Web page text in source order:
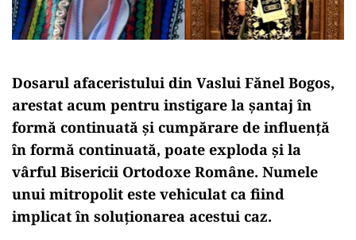
Dosarul afaceristului din Vaslui Fănel Bogos,
arestat acum pentru instigare la șantaj în
formă continuată și cumpărare de influență
în formă continuată, poate exploda și la
vârful Bisericii Ortodoxe Române. Numele
unui mitropolit este vehiculat ca fiind
implicat în soluționarea acestui caz.